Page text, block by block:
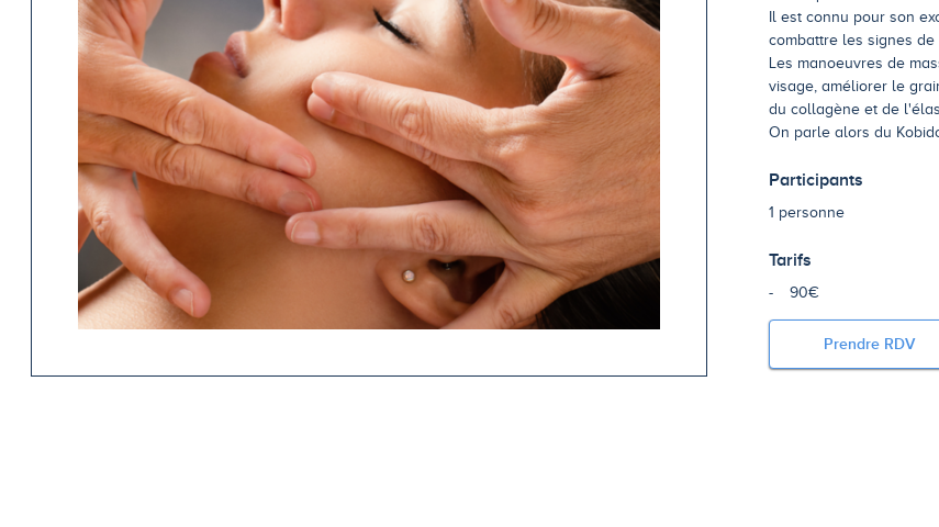
Il est connu pour son
combattre les signes
Les manoeuvres de
visage, améliorer le
du collagène et de
On parle alors du
Participants
1 personne
Tarifs
90€
Prendre RDV